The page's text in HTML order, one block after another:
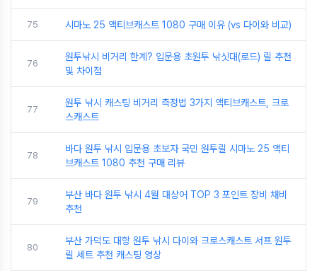
75 시마노 25 액티브캐스트 1080 구매 이유 (vs 다이와 비교)
76
원투낚시 비거리 한계? 입문용 초원투 낚싯대(로드) 릴 추천
및 차이점
77
원투 낚시 캐스팅 비거리 측정법 3가지 액티브캐스트, 크로
스캐스트
78
바다 원투 낚시 입문용 초보자 국민 원투릴 시마노 25 액티
브캐스트 1080 추천 구매 리뷰
79
부산 바다 원투 낚시 4월 대상어 TOP 3 포인트 장비 채비
추천
80
부산 가덕도 대항 원투 낚시 다이와 크로스캐스트 서프 원투
릴 세트 추천 캐스팅 영상